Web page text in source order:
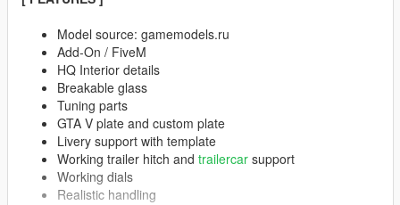
Model source: gamemodels.ru
Add-On / FiveM
HQ Interior details
Breakable glass
Tuning parts
GTA V plate and custom plate
Livery support with template
Working trailer hitch and trailercar support
Working dials
Realistic handling